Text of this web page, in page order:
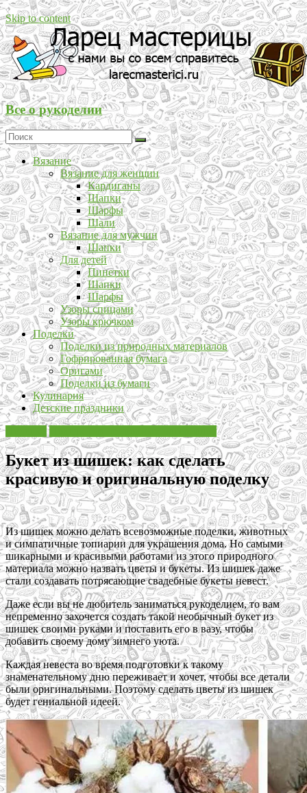
Skip to content
Все о рукоделии
Вязание
Вязание для женщин
Кардиганы
Шапки
Шарфы
Шали
Вязание для мужчин
Шапки
Для детей
Пинетки
Шапки
Шарфы
Узоры спицами
Узоры крючком
Поделки
Поделки из природных материалов
Гофрированная бумага
Оригами
Поделки из бумаги
Кулинария
Детские праздники
Букет из шишек: как сделать
красивую и оригинальную поделку
Из шишек можно делать всевозможные поделки, животных
и симпатичные топиарии для украшения дома. Но самыми
шикарными и красивыми работами из этого природного
материала можно назвать цветы и букеты. Из шишек даже
стали создавать потрясающие свадебные букеты невест.
Даже если вы не любитель заниматься рукоделием, то вам
непременно захочется создать такой необычный букет из
шишек своими руками и поставить его в вазу, чтобы
добавить своему дому зимнего уюта.
Каждая невеста во время подготовки к такому
знаменательному дню переживает и хочет, чтобы все детали
были оригинальными. Поэтому сделать цветы из шишек
будет гениальной идеей.